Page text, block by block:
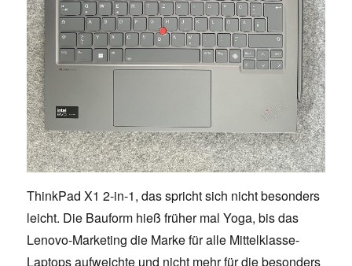
ThinkPad X1 2-in-1, das spricht sich nicht besonders
leicht. Die Bauform hieß früher mal Yoga, bis das
Lenovo-Marketing die Marke für alle Mittelklasse-
Laptops aufweichte und nicht mehr für die besonders